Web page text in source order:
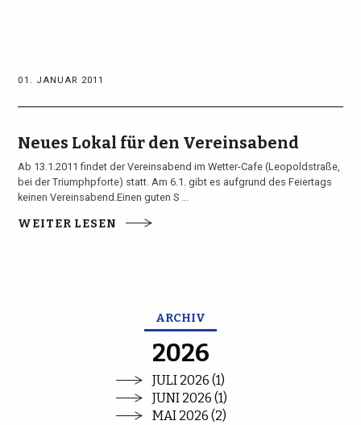
01. JANUAR 2011
Neues Lokal für den Vereinsabend
Ab 13.1.2011 findet der Vereinsabend im Wetter-Cafe (Leopoldstraße,
bei der Triumphpforte) statt. Am 6.1. gibt es aufgrund des Feiertags
keinen Vereinsabend.Einen guten S ...
WEITER LESEN
ARCHIV
2026
JULI 2026 (1)
JUNI 2026 (1)
MAI 2026 (2)